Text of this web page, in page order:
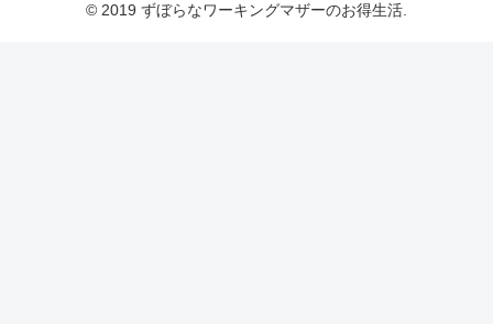
© 2019 ずぼらなワーキングマザーのお得生活.